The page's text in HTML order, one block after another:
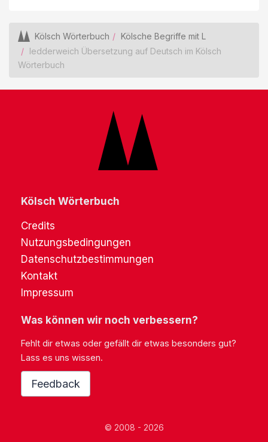
Kölsch Wörterbuch
Kölsche Begriffe mit L
ledderweich Übersetzung auf Deutsch im Kölsch
Wörterbuch
Kölsch Wörterbuch
Credits
Nutzungsbedingungen
Datenschutzbestimmungen
Kontakt
Impressum
Was können wir noch verbessern?
Fehlt dir etwas oder gefällt dir etwas besonders gut?
Lass es uns wissen.
Feedback
© 2008 - 2026